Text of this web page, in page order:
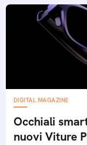
DIGITAL MAGAZINE
Occhiali
nuovi Viture